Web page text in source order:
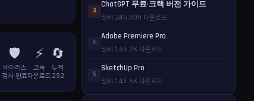
🛡️
바이러스
검사 완료
⚡
고속
다운로드
🔄
누적
252
3
ChatGPT 무료·크랙 버전 가이드
전체 245,800 다운로드
4
Adobe Premiere Pro
전체 165.2K 다운로드
5
SketchUp Pro
전체 143.6K 다운로드